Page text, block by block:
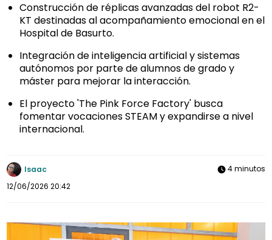
Construcción de réplicas avanzadas del robot R2-
KT destinadas al acompañamiento emocional en el
Hospital de Basurto.
Integración de inteligencia artificial y sistemas
autónomos por parte de alumnos de grado y
máster para mejorar la interacción.
El proyecto 'The Pink Force Factory' busca
fomentar vocaciones STEAM y expandirse a nivel
internacional.
Isaac
12/06/2026 20:42
4 minutos